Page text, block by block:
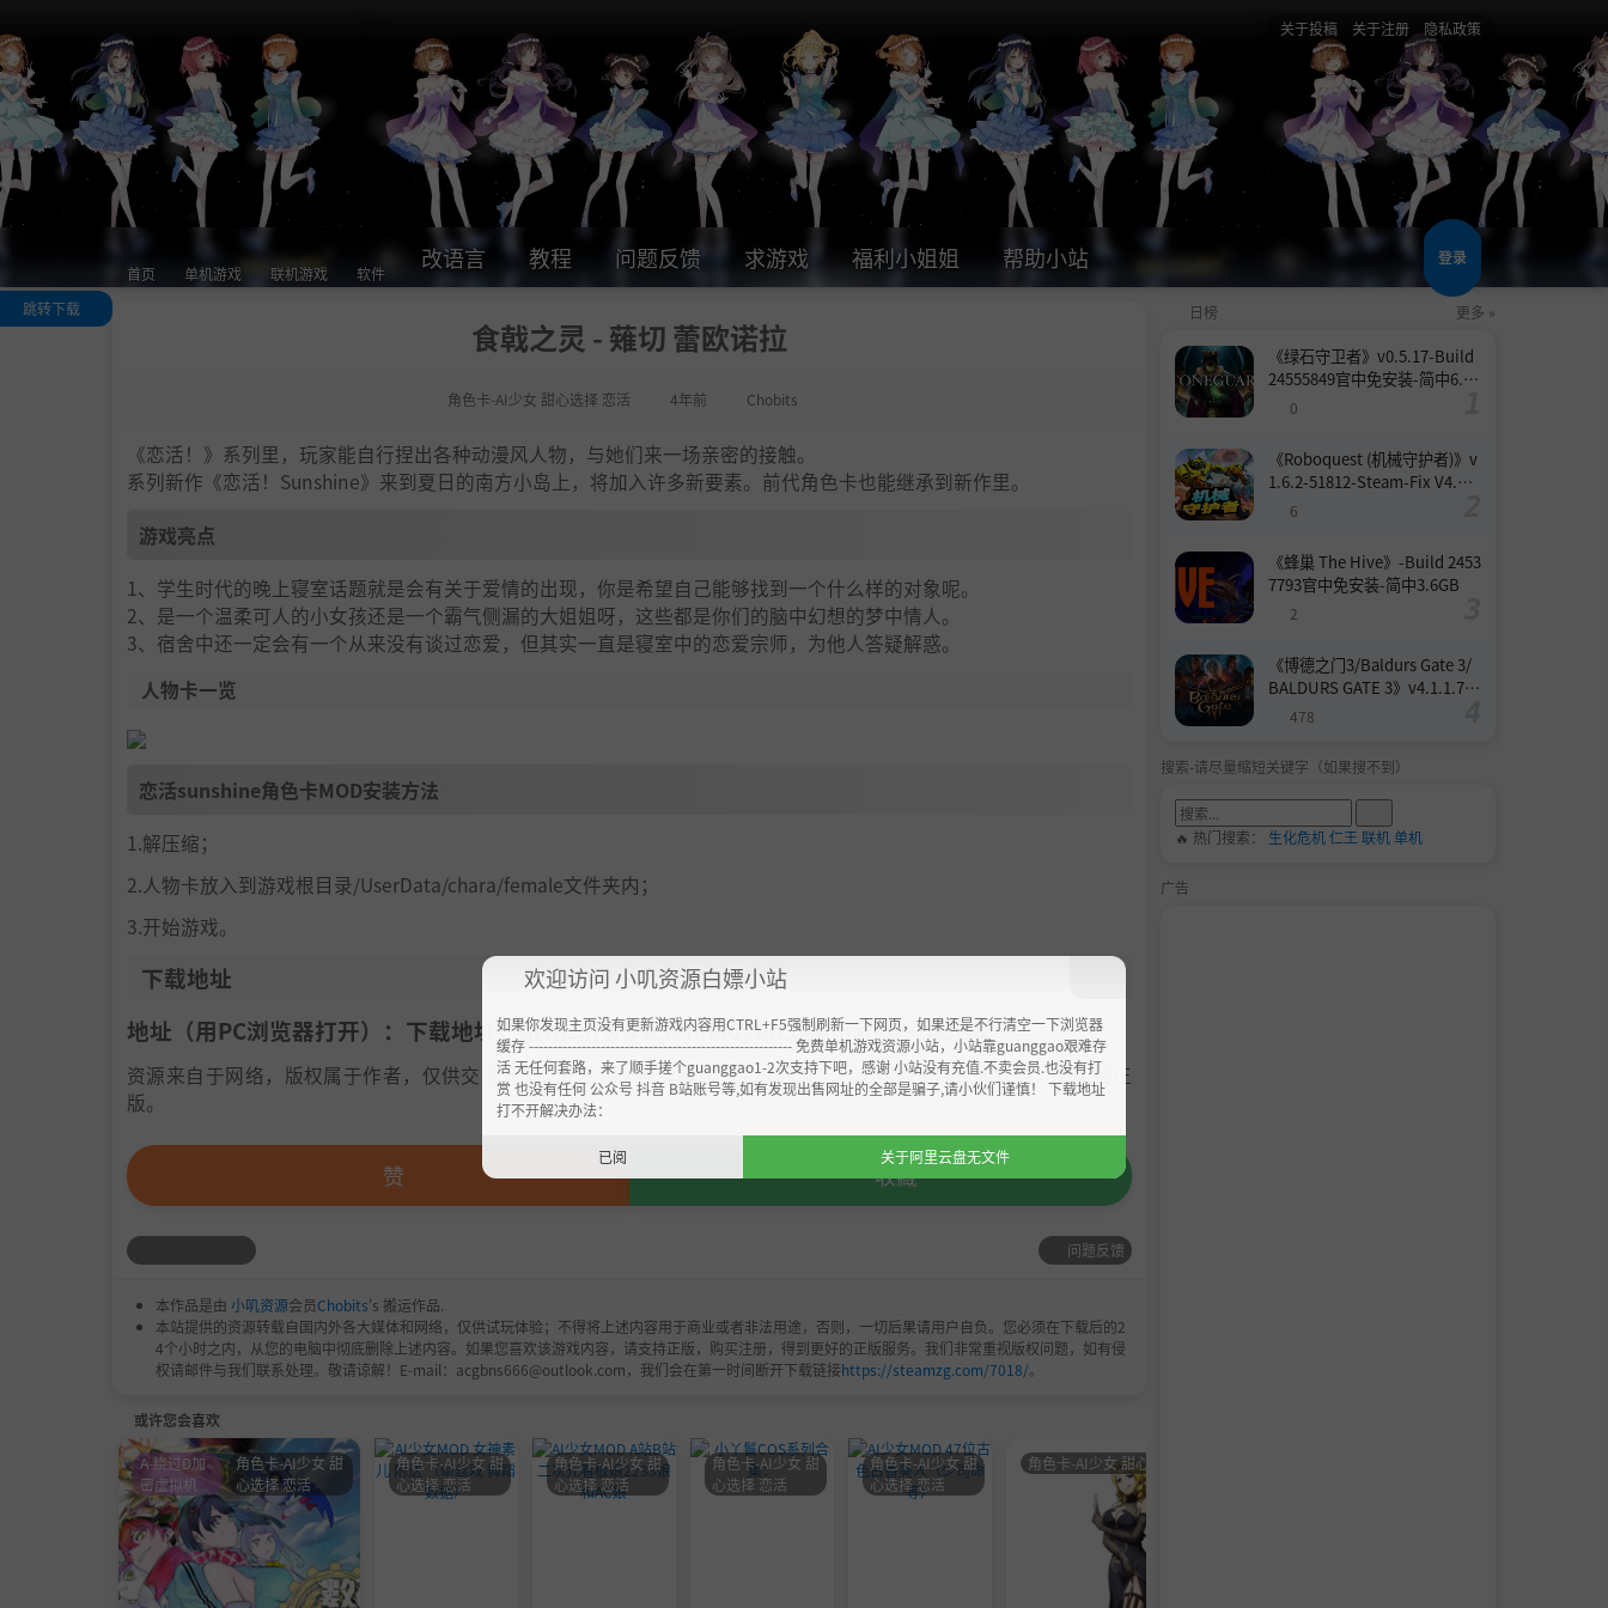
关于投稿 关于注册 隐私政策
首页 单机游戏 联机游戏 软件
改语言 教程 问题反馈 求游戏 福利小姐姐 帮助小站 登录
食戟之灵 - 薙切 蕾欧诺拉
角色卡-AI少女 甜心选择 恋活 4年前 Chobits
跳转下载
《恋活！》系列里，玩家能自行捏出各种动漫风人物，与她们来一场亲密的接触。
系列新作《恋活！Sunshine》来到夏日的南方小岛上，将加入许多新要素。前代角色卡也能继承到新作里。
游戏亮点
1、学生时代的晚上寝室话题就是会有关于爱情的出现，你是希望自己能够找到一个什么样的对象呢。
2、是一个温柔可人的小女孩还是一个霸气侧漏的大姐姐呀，这些都是你们的脑中幻想的梦中情人。
3、宿舍中还一定会有一个从来没有谈过恋爱，但其实一直是寝室中的恋爱宗师，为他人答疑解惑。
人物卡一览
恋活sunshine角色卡MOD安装方法
1.解压缩；
2.人物卡放入到游戏根目录/UserData/chara/female文件夹内；
3.开始游戏。
下载地址
地址（用PC浏览器打开）：下载地址：https://www.feimaoyun.com/jx/gq52b3w9
资源来自于网络，版权属于作者，仅供交流学习，严禁用于商业用途，下载后请于24小时内删除！如喜欢，请支持正
版。
赞 收藏
问题反馈
本作品是由 小叽资源会员Chobits's 搬运作品.
本站提供的资源转载自国内外各大媒体和网络，仅供试玩体验；不得将上述内容用于商业或者非法用途，否则，一切后果请用户自负。您必须在下载后的2
4个小时之内，从您的电脑中彻底删除上述内容。如果您喜欢该游戏内容，请支持正版，购买注册，得到更好的正版服务。我们非常重视版权问题，如有侵
权请邮件与我们联系处理。敬请谅解！E-mail：acgbns666@outlook.com，我们会在第一时间断开下载链接https://steamzg.com/7018/。
或许您会喜欢
A-绕过D加
密虚拟机
角色卡-AI少女 甜
心选择 恋活
角色卡-AI少女 甜
心选择 恋活
角色卡-AI少女 甜
心选择 恋活
角色卡-AI少女 甜
心选择 恋活
角色卡-AI少女 甜
心选择 恋活
角色卡-AI少女 甜心选择 恋活
日榜 更多 »
《绿石守卫者》v0.5.17-Build
24555849官中免安装-简中6.6
0
《Roboquest (机械守护者)》v
1.6.2-51812-Steam-Fix V4.联
机版官中简体
6
《蜂巢 The Hive》-Build 2453
7793官中免安装-简中3.6GB
2
《博德之门3/Baldurs Gate 3/
BALDURS GATE 3》v4.1.1.739
8727-Build 24532579官中免安
478
搜索-请尽量缩短关键字（如果搜不到）
🔥 热门搜索： 生化危机仁王 联机单机
广告
欢迎访问 小叽资源白嫖小站
如果你发现主页没有更新游戏内容用CTRL+F5强制刷新一下网页，如果还是不行清空一下浏览器
缓存 ------------------------------------------------------- 免费单机游戏资源小站，小站靠guanggao艰难存
活 无任何套路，来了顺手搓个guanggao1-2次支持下吧，感谢 小站没有充值.不卖会员.也没有打
赏 也没有任何 公众号 抖音 B站账号等,如有发现出售网址的全部是骗子,请小伙们谨慎！ 下载地址
打不开解决办法：
已阅 关于阿里云盘无文件